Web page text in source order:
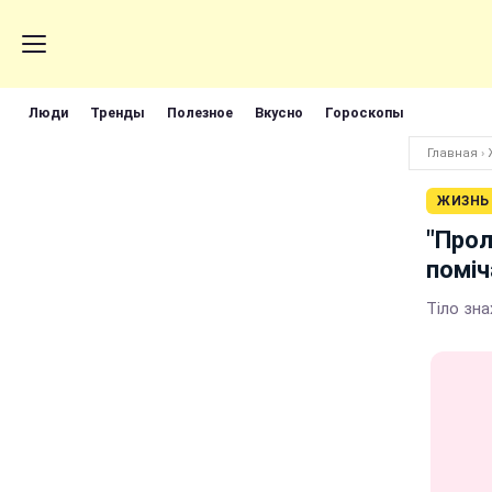
Люди Тренды Полезное Вкусно Гороскопы
Главная ›
ЖИЗНЬ
Тіло